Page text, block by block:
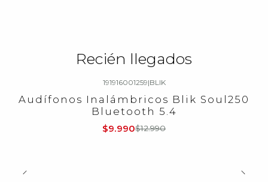
Recién llegados
-23%OFF
191916001259|BLIK
Audífonos Inalámbricos Blik Soul250
Bluetooth 5.4
$9.990$12.990